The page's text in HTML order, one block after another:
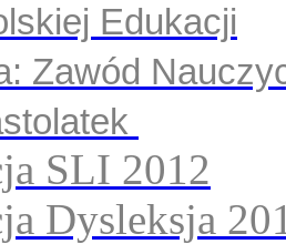
Edukacji
Zawód
SLI 2012
Dysleksja